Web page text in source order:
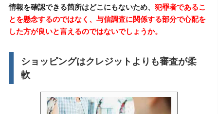
情報を確認できる箇所はどこにもないため、 犯罪者であるこ
とを懸念するのではなく、与信調査に関係する部分で心配を
した方が良いと言えるのではないでしょうか。
ショッピングはクレジットよりも審査が柔
軟